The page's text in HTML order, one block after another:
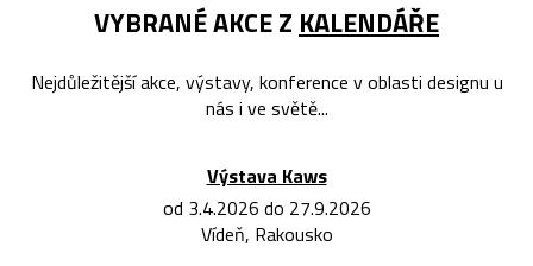
VYBRANÉ AKCE Z KALENDÁŘE
Nejdůležitější akce, výstavy, konference v oblasti designu u
nás i ve světě...
Výstava Kaws
od 3.4.2026 do 27.9.2026
Vídeň, Rakousko